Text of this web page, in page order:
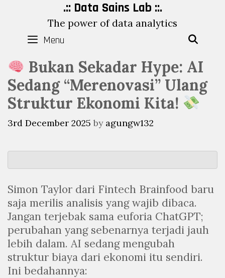
content
.:: Data Sains Lab ::.
The power of data analytics
Menu
Bukan Sekadar Hype: AI
Sedang “Merenovasi” Ulang
Struktur Ekonomi Kita!
3rd December 2025 by agungw132
Simon Taylor dari Fintech Brainfood baru
saja merilis analisis yang wajib dibaca.
Jangan terjebak sama euforia ChatGPT;
perubahan yang sebenarnya terjadi jauh
lebih dalam. AI sedang mengubah
struktur biaya dari ekonomi itu sendiri.
Ini bedahannya: